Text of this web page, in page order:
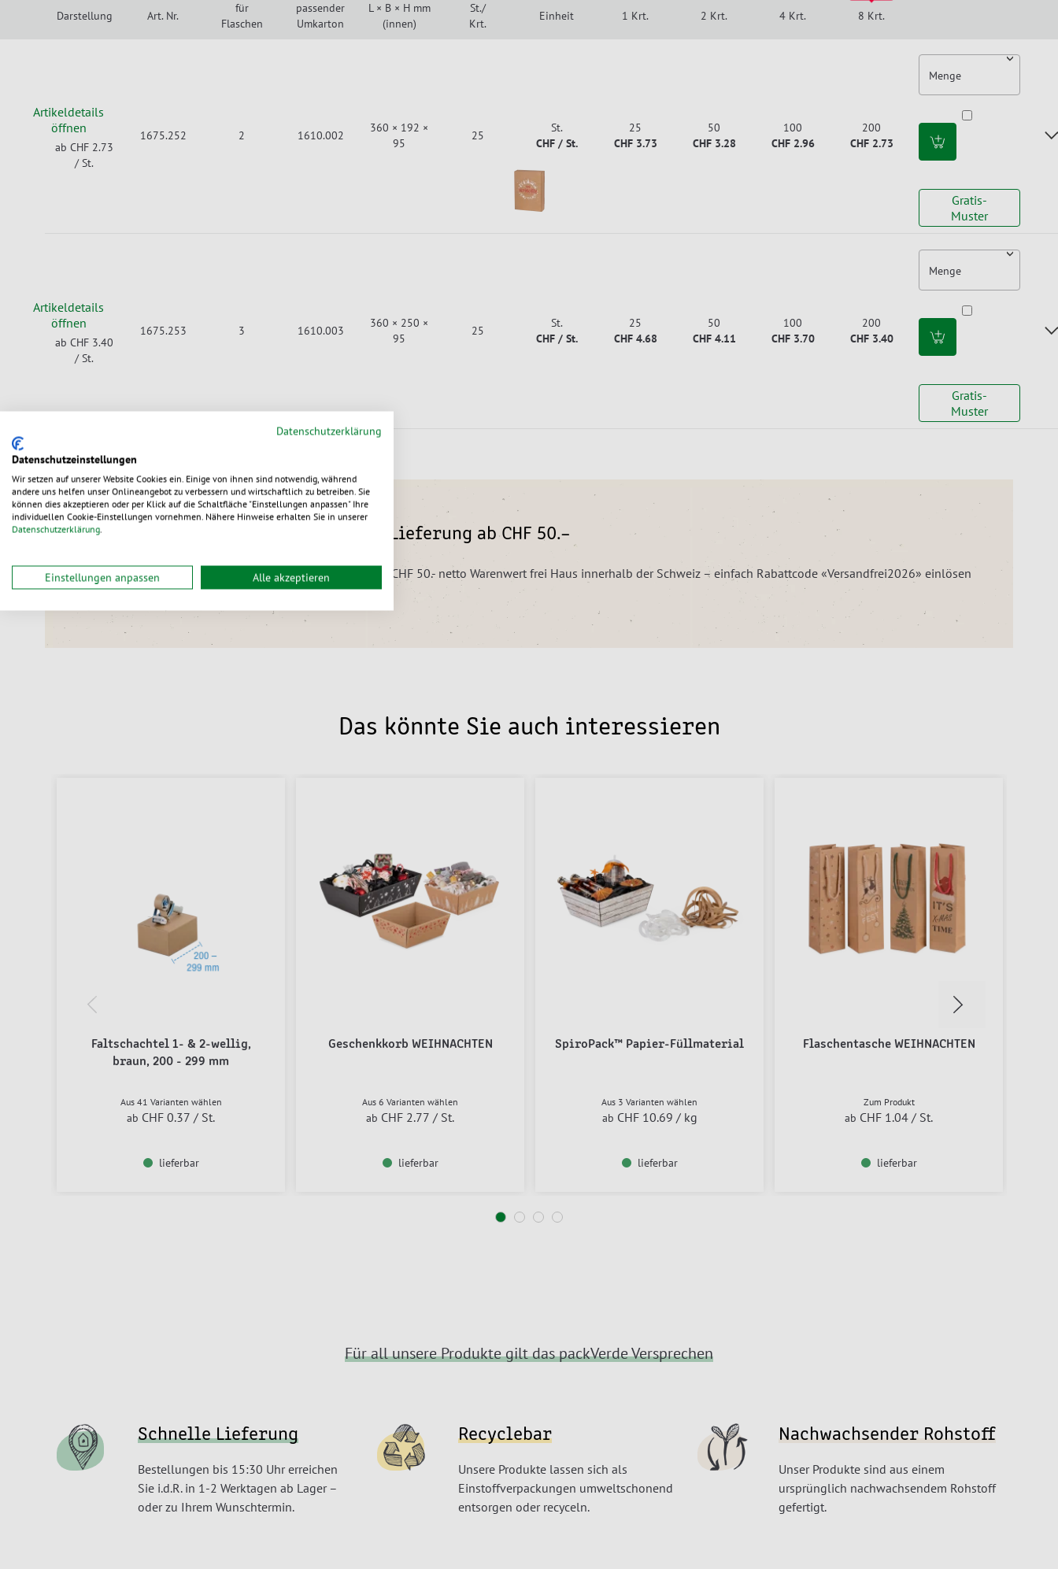
Darstellung Art. Nr.
für
Flaschen
passender
Umkarton
L × B × H mm
(innen)
St./
Krt.
Einheit 1 Krt. 2 Krt. 4 Krt. 8 Krt.
Artikeldetails
öffnen
ab CHF 2.73
/ St.
1675.252 2 1610.002
360 × 192 ×
95
25
St.
CHF / St.
25
CHF 3.73
50
CHF 3.28
100
CHF 2.96
200
CHF 2.73
Menge
Gratis-
Muster
Artikeldetails
öffnen
ab CHF 3.40
/ St.
1675.253 3 1610.003
360 × 250 ×
95
25
St.
CHF / St.
25
CHF 4.68
50
CHF 4.11
100
CHF 3.70
200
CHF 3.40
Menge
Gratis-
Muster
Nur noch für kurze Zeit:
Versandkostenfreie Lieferung ab CHF 50.–
Wir liefern alle Bestellungen ab CHF 50.- netto Warenwert frei Haus innerhalb der Schweiz – einfach Rabattcode «Versandfrei2026» einlösen
(gültig bis 13.08.2026).
Das könnte Sie auch interessieren
Faltschachtel 1- & 2-wellig,
braun, 200 - 299 mm
Aus 41 Varianten wählen
ab CHF 0.37 / St.
lieferbar
Geschenkkorb WEIHNACHTEN
Aus 6 Varianten wählen
ab CHF 2.77 / St.
lieferbar
SpiroPack™ Papier-Füllmaterial
Aus 3 Varianten wählen
ab CHF 10.69 / kg
lieferbar
Flaschentasche WEIHNACHTEN
Zum Produkt
ab CHF 1.04 / St.
lieferbar
Für all unsere Produkte gilt das packVerde Versprechen
Schnelle Lieferung
Bestellungen bis 15:30 Uhr erreichen
Sie i.d.R. in 1-2 Werktagen ab Lager –
oder zu Ihrem Wunschtermin.
Recyclebar
Unsere Produkte lassen sich als
Einstoffverpackungen umweltschonend
entsorgen oder recyceln.
Nachwachsender Rohstoff
Unser Produkte sind aus einem
ursprünglich nachwachsendem Rohstoff
gefertigt.
Datenschutzerklärung
Datenschutzeinstellungen
Wir setzen auf unserer Website Cookies ein. Einige von ihnen sind notwendig, während
andere uns helfen unser Onlineangebot zu verbessern und wirtschaftlich zu betreiben. Sie
können dies akzeptieren oder per Klick auf die Schaltfläche "Einstellungen anpassen" Ihre
individuellen Cookie-Einstellungen vornehmen. Nähere Hinweise erhalten Sie in unserer
Datenschutzerklärung.
Einstellungen anpassen Alle akzeptieren